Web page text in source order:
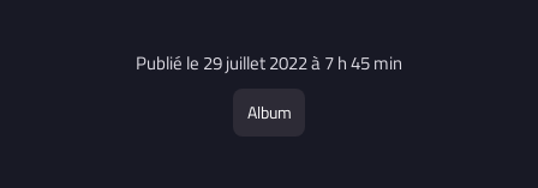
Publié le 29 juillet 2022 à 7 h 45 min
Album